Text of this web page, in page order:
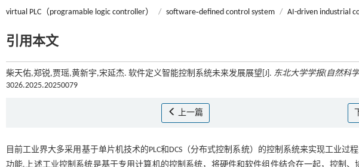
virtual PLC（programable logic controller） / software‑defined control system / AI-driven industrial
引用本文
柴天佑,郑锐,贾瑶,黄新宇,宋延杰. 软件定义智能控制系统未来发展展望[J]. 东北大学学报(自然科
3026.2025.20250079
上一篇
目前工业界大多采用基于单片机技术的PLC和DCS（分布式控制系统）的控制系统来实现工业
功能.上述工业控制系统是基于专用计算机的控制系统，将硬件和软件组件结合在一起，控制、